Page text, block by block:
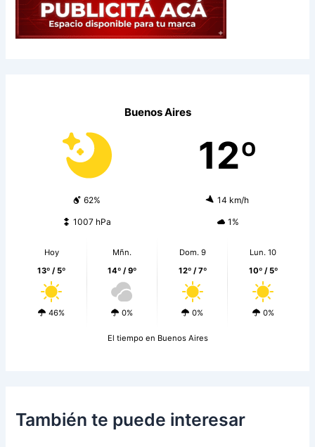
Buenos Aires
12º
62% 14 km/h
1007 hPa 1%
Hoy
13º / 5º
46%
Mñn.
14º / 9º
0%
Dom. 9
12º / 7º
0%
Lun. 10
10º / 5º
0%
El tiempo en Buenos Aires
También te puede interesar